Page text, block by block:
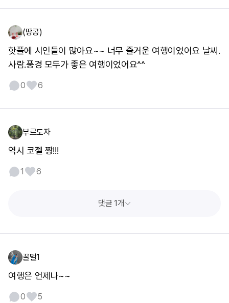
(땅콩)
핫플에 시인들이 많아요~~ 너무 즐거운 여행이었어요 날씨.
사람.풍경 모두가 좋은 여행이었어요^^
0 6
부르도자
역시 코젤 짱!!!
1 6
댓글 1개
꿀벌1
여행은 언제나~~
0 5